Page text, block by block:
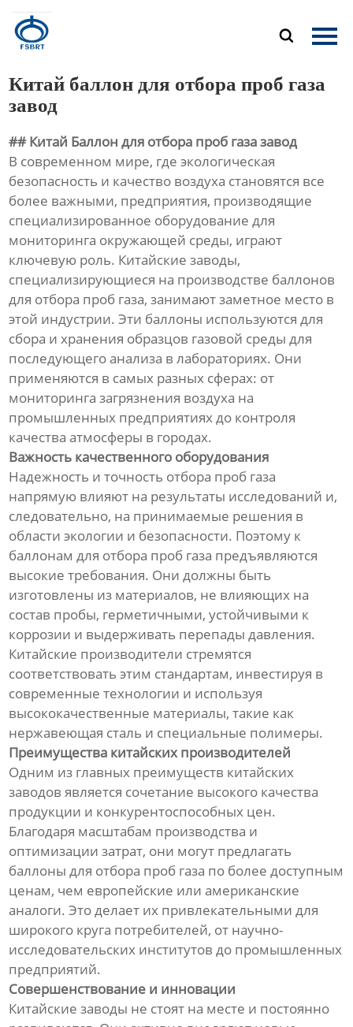

Главная
Новости
Контакты
Китай баллон для отбора проб газа
завод
## Китай Баллон для отбора проб газа завод
В современном мире, где экологическая
безопасность и качество воздуха становятся все
более важными, предприятия, производящие
специализированное оборудование для
мониторинга окружающей среды, играют
ключевую роль. Китайские заводы,
специализирующиеся на производстве баллонов
для отбора проб газа, занимают заметное место в
этой индустрии. Эти баллоны используются для
сбора и хранения образцов газовой среды для
последующего анализа в лабораториях. Они
применяются в самых разных сферах: от
мониторинга загрязнения воздуха на
промышленных предприятиях до контроля
качества атмосферы в городах.
Важность качественного оборудования
Надежность и точность отбора проб газа
напрямую влияют на результаты исследований и,
следовательно, на принимаемые решения в
области экологии и безопасности. Поэтому к
баллонам для отбора проб газа предъявляются
высокие требования. Они должны быть
изготовлены из материалов, не влияющих на
состав пробы, герметичными, устойчивыми к
коррозии и выдерживать перепады давления.
Китайские производители стремятся
соответствовать этим стандартам, инвестируя в
современные технологии и используя
высококачественные материалы, такие как
нержавеющая сталь и специальные полимеры.
Преимущества китайских производителей
Одним из главных преимуществ китайских
заводов является сочетание высокого качества
продукции и конкурентоспособных цен.
Благодаря масштабам производства и
оптимизации затрат, они могут предлагать
баллоны для отбора проб газа по более доступным
ценам, чем европейские или американские
аналоги. Это делает их привлекательными для
широкого круга потребителей, от научно-
исследовательских институтов до промышленных
предприятий.
Совершенствование и инновации
Китайские заводы не стоят на месте и постоянно